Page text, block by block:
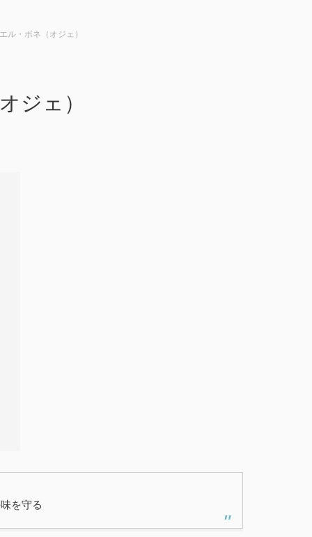
・ボネ（オジェ）
ジェ）
を守る